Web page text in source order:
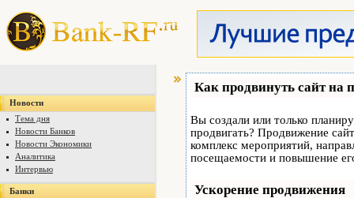
Новости
Тема дня
Новости Банков
Новости Экономики
Аналитика
Интервью
Банки
Как продвинуть сайт на
Вы создали или только
продвигать? Продвижение
комплекс мероприятий,
посещаемости и повышение
Ускорение продвижения